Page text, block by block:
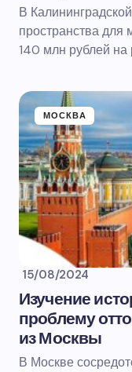
В
пространства для
140 млн рублей на
МОСКВА
15/08/2024
Изучение
проблему
из Москвы
В Москве